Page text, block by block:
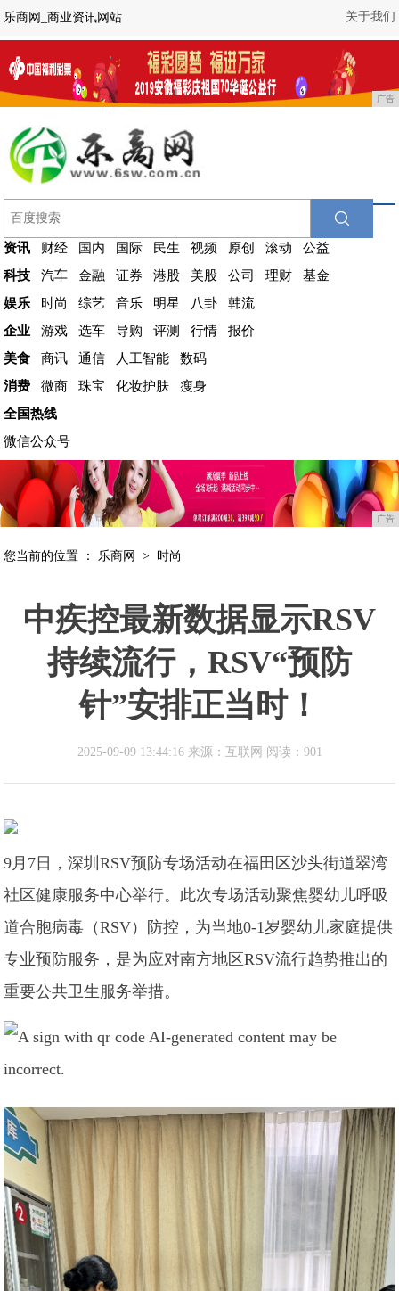
关于我们
乐商网_商业资讯网站
广告
资讯 财经 国内 国际 民生 视频 原创 滚动
公益
科技
汽车 金融 证券 港股 美股 公司 理财
基金
娱乐
时尚 综艺 音乐 明星 八卦
韩流
企业
游戏 选车 导购 评测 行情
报价
美食
商讯 通信 人工智能
数码
消费
微商 珠宝 化妆护肤
瘦身
全国热线
微信公众号
广告
您当前的位置 ： 乐商网 > 时尚
中疾控最新数据显示RSV
持续流行，RSV“预防
针”安排正当时！
2025-09-09 13:44:16 来源：互联网 阅读：901
9月7日，深圳RSV预防专场活动在福田区沙头街道翠湾
社区健康服务中心举行。此次专场活动聚焦婴幼儿呼吸
道合胞病毒（RSV）防控，为当地0-1岁婴幼儿家庭提供
专业预防服务，是为应对南方地区RSV流行趋势推出的
重要公共卫生服务举措。